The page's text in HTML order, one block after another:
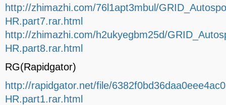
http://zhimazhi.com/76l1apt3mbul/
HR.part7.rar.html
http://zhimazhi.com/h2ukyegbm25d/
HR.part8.rar.html
RG(Rapidgator)
http://rapidgator.net/file/
HR.part1.rar.html